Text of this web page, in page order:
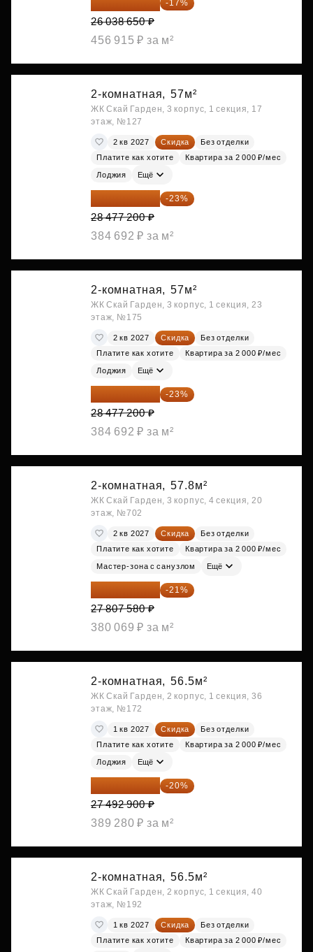
21 612 080 ₽ -17%
26 038 650 ₽
456 915 ₽ за м²
2-комнатная, 57м²
ЖК Скай Гарден, 3 корпус, 1 секция, 17
этаж, №127
2 кв 2027 Скидка
Без отделки
Платите как хотите
Квартира за 2 000 ₽/мес
Лоджия Ещё
21 927 444 ₽ -23%
28 477 200 ₽
384 692 ₽ за м²
2-комнатная, 57м²
ЖК Скай Гарден, 3 корпус, 1 секция, 23
этаж, №175
2 кв 2027 Скидка
Без отделки
Платите как хотите
Квартира за 2 000 ₽/мес
Лоджия Ещё
21 927 444 ₽ -23%
28 477 200 ₽
384 692 ₽ за м²
2-комнатная, 57.8м²
ЖК Скай Гарден, 3 корпус, 4 секция, 20
этаж, №702
2 кв 2027 Скидка
Без отделки
Платите как хотите
Квартира за 2 000 ₽/мес
Мастер-зона с санузлом Ещё
21 967 988 ₽ -21%
27 807 580 ₽
380 069 ₽ за м²
2-комнатная, 56.5м²
ЖК Скай Гарден, 2 корпус, 1 секция, 36
этаж, №172
1 кв 2027 Скидка
Без отделки
Платите как хотите
Квартира за 2 000 ₽/мес
Лоджия Ещё
21 994 320 ₽ -20%
27 492 900 ₽
389 280 ₽ за м²
2-комнатная, 56.5м²
ЖК Скай Гарден, 2 корпус, 1 секция, 40
этаж, №192
1 кв 2027 Скидка
Без отделки
Платите как хотите
Квартира за 2 000 ₽/мес